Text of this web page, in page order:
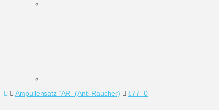
Home
Ampullensatz “AR” (Anti-Raucher) 877_0